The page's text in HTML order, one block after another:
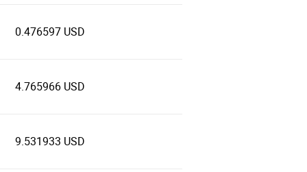
0.476597 USD
4.765966 USD
9.531933 USD